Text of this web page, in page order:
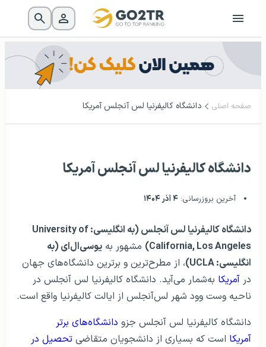
صفحه اصلی دانشگاه کالیفرنیا لس‌ آنجلس آمریکا
دانشگاه کالیفرنیا لس‌ آنجلس آمریکا
آخرین بروزرسانی: ۴ آذر ۱۴۰۴
دانشگاه کالیفرنیا لس آنجلس (به انگلیسی: University of
California, Los Angeles) مشهور به یوسی‌ال‌ای (به
انگلیسی: UCLA)
، از مطرح‌ترین و برترین دانشگاه‌های جهان
در آمریکا به‌شمار می‌آید. دانشگاه کالیفرنیا لس آنجلس در
ناحیه وست وود شهر لس‌آنجلس از ایالت کالیفرنیا واقع است.
دانشگاه کالیفرنیا لس آنجلس جزو دانشگاه‌های برتر
آمریکا است که بسیاری از دانشجویان متقاضی تحصیل در